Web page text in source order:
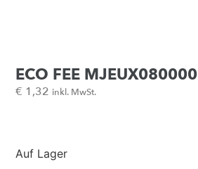
ECO FEE MJEUX080000
€ 1,32 inkl. MwSt.
Auf Lager